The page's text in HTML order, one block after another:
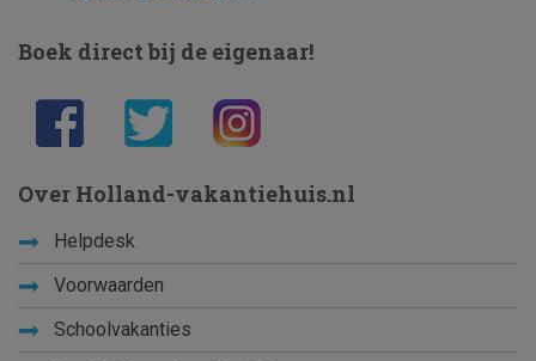
Boek direct bij de eigenaar!
Over Holland-vakantiehuis.nl
Helpdesk
Voorwaarden
Schoolvakanties